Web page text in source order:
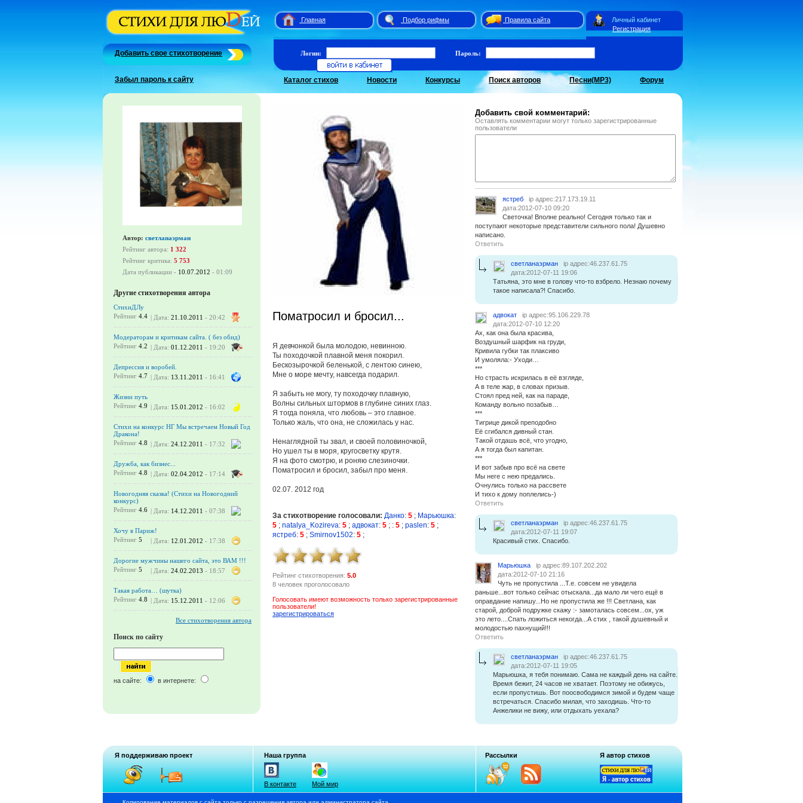
Главная Подбор рифмы
Правила сайта
Регистрация
Личный кабинет
Добавить свое стихотворение
Забыл пароль к сайту
Логин: Пароль:
Каталог стихов Новости Конкурсы Поиск авторов Песни(MP3) Форум
Автор: светланаэрман
Рейтинг автора: 1 322
Рейтинг критика: 5 753
Дата публикации - 10.07.2012 - 01:09
Другие стихотворения автора
СтихиДЛу
Рейтинг 4.4 | Дата: 21.10.2011 - 20:42
Модераторам и критикам сайта. ( без обид)
Рейтинг 4.2 | Дата: 01.12.2011 - 19:20
Депрессия и воробей.
Рейтинг 4.7 | Дата: 13.11.2011 - 16:41
Жизни путь
Рейтинг 4.9 | Дата: 15.01.2012 - 16:02
Стихи на конкурс НГ Мы встречаем Новый Год
Дракона!
Рейтинг 4.8 | Дата: 24.12.2011 - 17:32
Дружба, как бизнес...
Рейтинг 4.8 | Дата: 02.04.2012 - 17:14
Новогодняя сказка! (Стихи на Новогодний
конкурс)
Рейтинг 4.6 | Дата: 14.12.2011 - 07:38
Хочу в Париж!
Рейтинг 5 | Дата: 12.01.2012 - 17:38
Дорогие мужчины нашего сайта, это ВАМ !!!
Рейтинг 5 | Дата: 24.02.2013 - 18:57
Такая работа… (шутка)
Рейтинг 4.8 | Дата: 15.12.2011 - 12:06
Все стихотворения автора
Поиск по сайту
на сайте: в интернете:
Поматросил и бросил...
Я девчонкой была молодою, невинною.
Ты походочкой плавной меня покорил.
Бескозырочкой беленькой, с лентою синею,
Мне о море мечту, навсегда подарил.
Я забыть не могу, ту походочку плавную,
Волны сильных штормов в глубине синих глаз.
Я тогда поняла, что любовь – это главное.
Только жаль, что она, не сложилась у нас.
Ненаглядной ты звал, и своей половиночкой,
Но ушел ты в моря, кругосветку крутя.
Я на фото смотрю, и роняю слезиночки.
Поматросил и бросил, забыл про меня.
02.07. 2012 год
За стихотворение голосовали: Данко: 5 ; Марьюшка:
5 ; natalya_Kozireva: 5 ; адвокат: 5 ; : 5 ; paslen: 5 ;
ястреб: 5 ; Smirnov1502: 5 ;
Рейтинг стихотворения: 5.0
8 человек проголосовало
Голосовать имеют возможность только зарегистрированные
пользователи!
зарегистрироваться
Добавить свой комментарий:
Оставлять комментарии могут только зарегистрированные
пользователи
ястреб
ip адрес:217.173.19.11
дата:2012-07-10 09:20
Светочка! Вполне реально! Сегодня только так и
поступают некоторые представители сильного пола! Душевно
написано.
Ответить
светланаэрман
ip адрес:46.237.61.75
дата:2012-07-11 19:06
Татьяна, это мне в голову что-то взбрело. Незнаю почему
такое написала?! Спасибо.
адвокат
ip адрес:95.106.229.78
дата:2012-07-10 12:20
Ах, как она была красива,
Воздушный шарфик на груди,
Кривила губки так плаксиво
И умоляла:- Уходи…
***
Но страсть искрилась в её взгляде,
А в теле жар, в словах призыв.
Стоял пред ней, как на параде,
Команду вольно позабыв…
***
Тигрице дикой преподобно
Её сгибался дивный стан.
Такой отдашь всё, что угодно,
А я тогда был капитан.
***
И вот забыв про всё на свете
Мы неге с нею предались.
Очнулись только на рассвете
И тихо к дому поплелись-)
Ответить
светланаэрман
ip адрес:46.237.61.75
дата:2012-07-11 19:07
Красивый стих. Спасибо.
Марьюшка
ip адрес:89.107.202.202
дата:2012-07-10 21:16
Чуть не пропустила ...Т.е. совсем не увидела
раньше...вот только сейчас отыскала...да мало ли чего ещё в
оправдание напишу...Но не пропустила же !!! Светлана, как
старой, доброй подружке скажу :- замоталась совсем...ох, уж
это лето....Спать ложиться некогда...А стих , такой душевный и
молодостью пахнущий!!!
Ответить
светланаэрман
ip адрес:46.237.61.75
дата:2012-07-11 19:05
Марьюшка, я тебя понимаю. Сама не каждый день на сайте.
Время бежит, 24 часов не хватает. Поэтому не обижусь,
если пропустишь. Вот поосвободимся зимой и будем чаще
встречаться. Спасибо милая, что заходишь. Что-то
Анжелики не вижу, или отдыхать уехала?
Я поддерживаю проект Наша группа
В контакте Мой мир
Рассылки Я автор стихов